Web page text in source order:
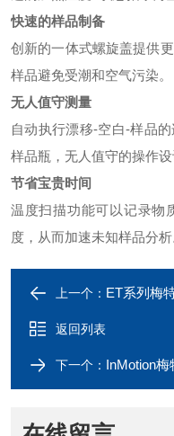
快速的样品制备
创新的一体式螺旋盖提供
样品避免受潮和空气污染。
无人值守测量
自动执行漂移-空白-样品
样品瓶，无人值守的操作
节省宝贵时间
温度扫描功能可以记录物
度，从而加速未知样品分析
上一个： ET系列梅
返回列表
下一个： InMotion